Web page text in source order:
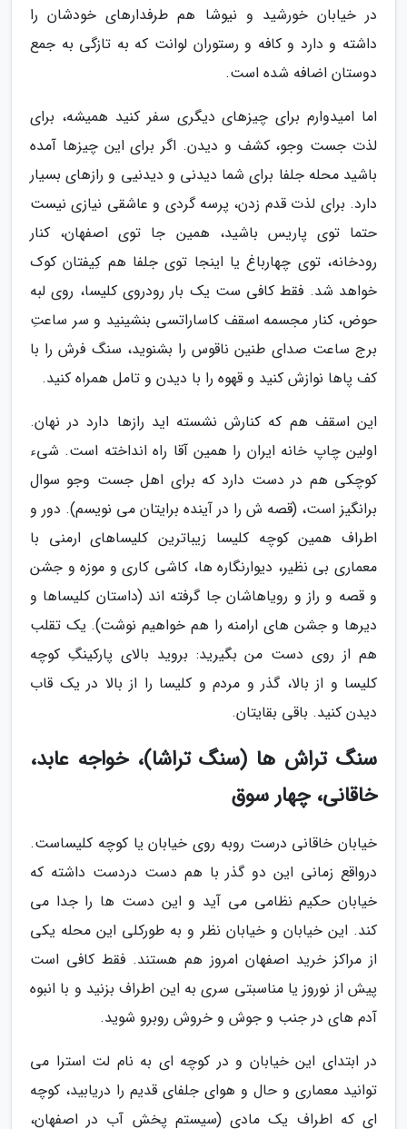
در خیابان خورشید و نیوشا هم طرفدارهای خودشان را
داشته و دارد و کافه و رستوران لوانت که به تازگی به جمع
دوستان اضافه شده است.
اما امیدوارم برای چیزهای دیگری سفر کنید همیشه، برای
لذت جست وجو، کشف و دیدن. اگر برای این چیزها آمده
باشید محله جلفا برای شما دیدنی و دیدنیی و رازهای بسیار
دارد. برای لذت قدم زدن، پرسه گردی و عاشقی نیازی نیست
حتما توی پاریس باشید، همین جا توی اصفهان، کنار
رودخانه، توی چهارباغ یا اینجا توی جلفا هم کِیفتان کوک
خواهد شد. فقط کافی ست یک بار رودروی کلیسا، روی لبه
حوض، کنار مجسمه اسقف کاساراتسی بنشینید و سر ساعتِ
برج ساعت صدای طنین ناقوس را بشنوید، سنگ فرش را با
کف پاها نوازش کنید و قهوه را با دیدن و تامل همراه کنید.
این اسقف هم که کنارش نشسته اید رازها دارد در نهان.
اولین چاپ خانه ایران را همین آقا راه انداخته است. شیء
کوچکی هم در دست دارد که برای اهل جست وجو سوال
برانگیز است، (قصه ش را در آینده برایتان می نویسم). دور و
اطراف همین کوچه کلیسا زیباترین کلیساهای ارمنی با
معماری بی نظیر، دیوارنگاره ها، کاشی کاری و موزه و جشن
و قصه و راز و رویاهاشان جا گرفته اند (داستان کلیساها و
دیرها و جشن های ارامنه را هم خواهیم نوشت). یک تقلب
هم از روی دست من بگیرید: بروید بالای پارکینگِ کوچه
کلیسا و از بالا، گذر و مردم و کلیسا را از بالا در یک قاب
دیدن کنید. باقی بقایتان.
سنگ تراش ها (سنگ تراشا)، خواجه عابد،
خاقانی، چهار سوق
خیابان خاقانی درست روبه روی خیابان یا کوچه کلیساست.
درواقع زمانی این دو گذر با هم دست دردست داشته که
خیابان حکیم نظامی می آید و این دست ها را جدا می
کند. این خیابان و خیابان نظر و به طورکلی این محله یکی
از مراکز خرید اصفهان امروز هم هستند. فقط کافی است
پیش از نوروز یا مناسبتی سری به این اطراف بزنید و با انبوه
آدم های در جنب و جوش و خروش روبرو شوید.
در ابتدای این خیابان و در کوچه ای به نام لت استرا می
توانید معماری و حال و هوای جلفای قدیم را دریابید، کوچه
ای که اطراف یک مادی (سیستم پخش آب در اصفهان،